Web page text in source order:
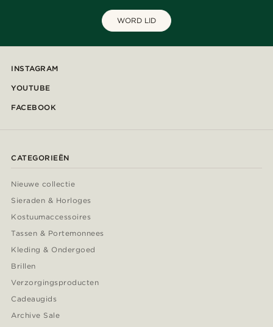
WORD LID
INSTAGRAM
YOUTUBE
FACEBOOK
CATEGORIEËN
Nieuwe collectie
Sieraden & Horloges
Kostuumaccessoires
Tassen & Portemonnees
Kleding & Ondergoed
Brillen
Verzorgingsproducten
Cadeaugids
Archive Sale